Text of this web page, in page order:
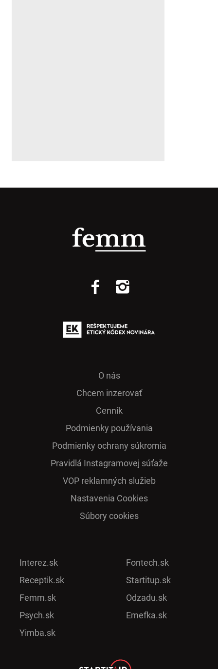
O nás
Chcem inzerovať
Cenník
Podmienky používania
Podmienky ochrany súkromia
Pra­vidlá Ins­ta­gra­mo­vej sú­ťaže
VOP reklamných služieb
Nastavenia Cookies
Súbory cookies
Interez.sk
Receptik.sk
Femm.sk
Psych.sk
Yimba.sk
Fontech.sk
Startitup.sk
Odzadu.sk
Emefka.sk